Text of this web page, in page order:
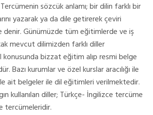
Tercümenin sözcük anlamı; bir dilin farklı bir
yazarak ya da dile getirerek çeviri
Günümüzde tüm eğitimlerde ve iş
mevcut dilimizden farklı diller
konusunda bizzat eğitim alıp resmi belge
Bazı kurumlar ve özel kurslar aracılığı ile
ait belgeler ile dil eğitimleri verilmektedir.
kullanılan diller; Türkçe- İngilizce tercüme
tercümeleridir.